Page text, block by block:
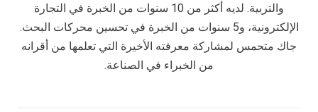
والتربية. لديه أكثر من 10 سنوات من الخبرة في التجارة
الإلكترونية، و5 سنوات من الخبرة في تحسين محركات البحث.
جاك متحمس لمشاركة معرفته الأخيرة التي تعلمها من أقرانه
من الخبراء في الصناعة.